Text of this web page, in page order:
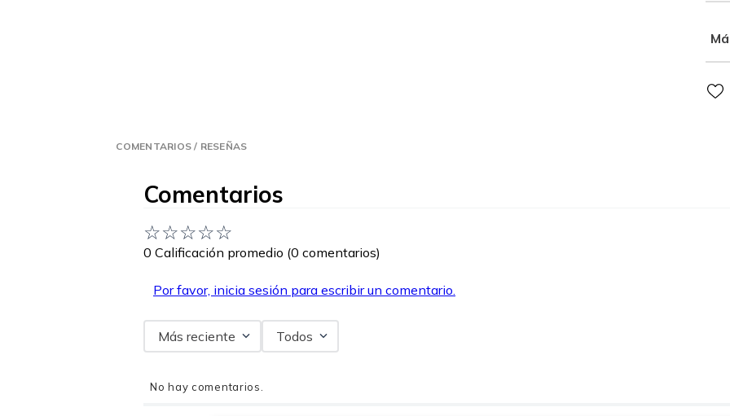
COMENTARIOS / RESEÑAS
Comentarios
☆☆☆☆☆
0 Calificación promedio (0 comentarios)
Por favor, inicia sesión para escribir un comentario.
Más reciente Todos
No hay comentarios.